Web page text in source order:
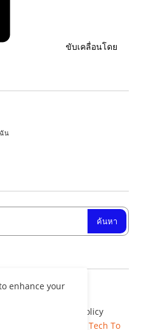
ขับเคลื่อนโดย
น
Privacy Policy
Tech To
enhance your